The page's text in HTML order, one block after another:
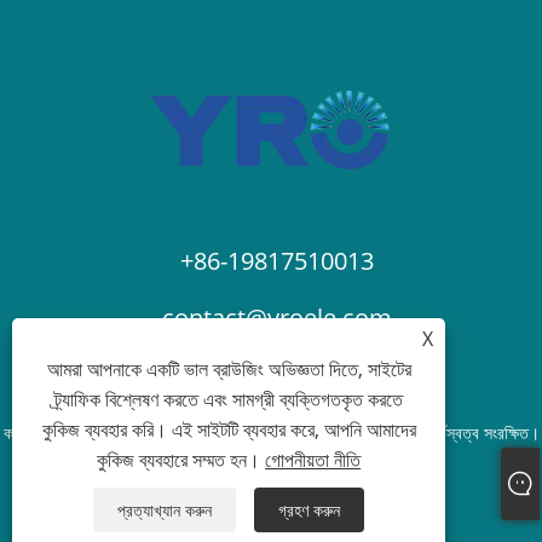
+86-19817510013
contact@yroele.com
কপিরাইট © 2024 ZHEJIANG YRO NEW ENERGY CO., LTD. সর্বস্বত্ব সংরক্ষিত।
Links
Sitemap RSS XML গোপনীয়তা নীতি
X
আমরা আপনাকে একটি ভাল ব্রাউজিং অভিজ্ঞতা দিতে, সাইটের
ট্র্যাফিক বিশ্লেষণ করতে এবং সামগ্রী ব্যক্তিগতকৃত করতে
কুকিজ ব্যবহার করি। এই সাইটটি ব্যবহার করে, আপনি আমাদের
কুকিজ ব্যবহারে সম্মত হন।গোপনীয়তা নীতি
প্রত্যাখ্যান করুন গ্রহণ করুন